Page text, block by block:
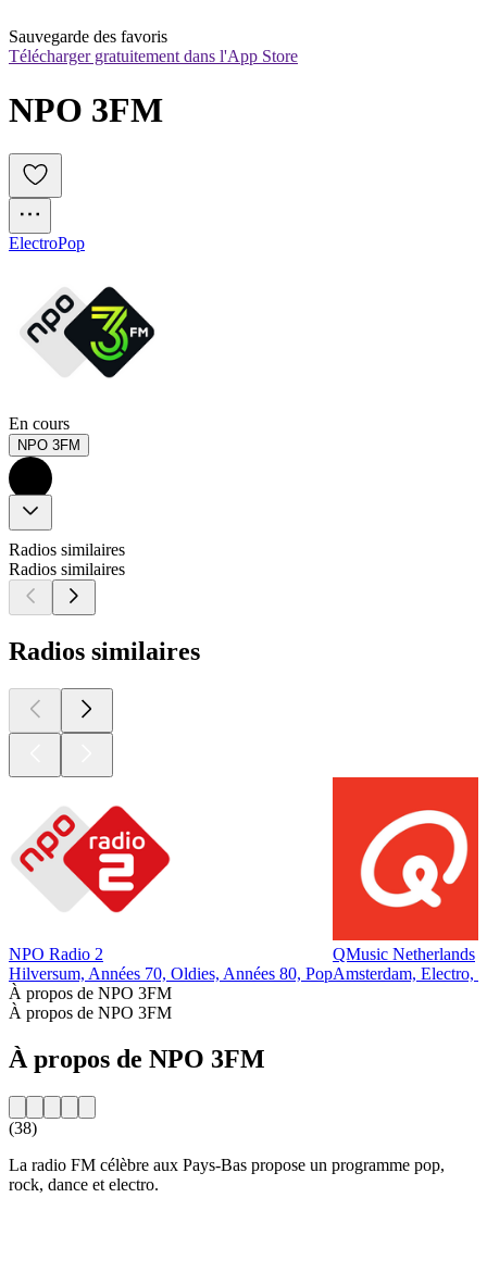
Sauvegarde des favoris
Télécharger gratuitement dans l'App Store
NPO 3FM
ElectroPop
En cours
NPO 3FM
Radios similaires
Radios similaires
Radios similaires
NPO Radio 2
Hilversum, Années 70, Oldies, Années 80, Pop
QMusic Netherlands
Amsterdam, Electro,
À propos de NPO 3FM
À propos de NPO 3FM
À propos de NPO 3FM
(38)
La radio FM célèbre aux Pays-Bas propose un programme pop,
rock, dance et electro.